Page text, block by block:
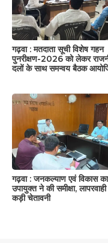
गढ़वा : मतदाता सूची विशेष गहन
पुनरीक्षण-2026 को लेकर
दलों के साथ समन्वय बैठक
गढ़वा : जनकल्याण एवं विकास
उपायुक्त ने की समीक्षा,
कड़ी चेतावनी